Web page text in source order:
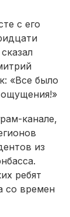
с его
«Все было
ощущения!»
канале,
из
ребят
со времен